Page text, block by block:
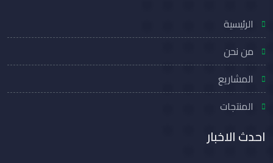
الرئيسية
من نحن
المشاريع
المنتجات
احدث الاخبار